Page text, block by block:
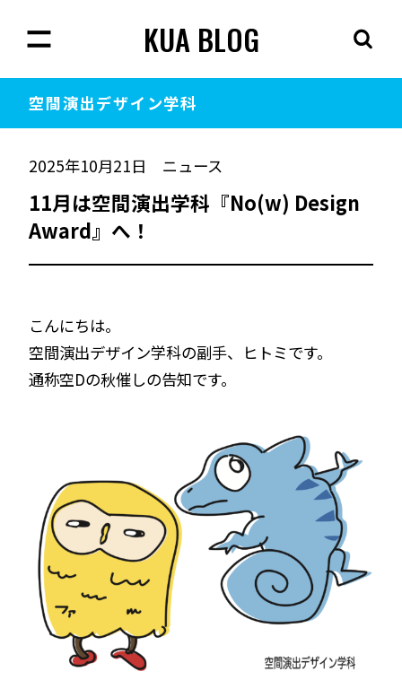
KUA BLOG
空間演出デザイン学科
2025年10月21日 ニュース
11月は空間演出学科『No(w) Design
Award』へ！
こんにちは。
空間演出デザイン学科の副手、ヒトミです。
通称空Dの秋催しの告知です。